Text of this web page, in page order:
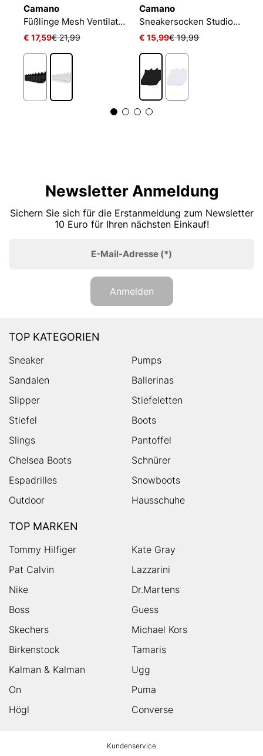
Camano
Füßlinge Mesh Ventilation
€ 17,59€ 21,99
Camano
Sneakersocken Studio-Line Pilates und Yoga
€ 15,99€ 19,99
Newsletter Anmeldung
Sichern Sie sich für die Erstanmeldung zum Newsletter
10 Euro für Ihren nächsten Einkauf!
E-Mail-Adresse (*)
Anmelden
TOP KATEGORIEN
Sneaker
Pumps
Sandalen
Ballerinas
Slipper
Stiefeletten
Stiefel
Boots
Slings
Pantoffel
Chelsea Boots
Schnürer
Espadrilles
Snowboots
Outdoor
Hausschuhe
TOP MARKEN
Tommy Hilfiger
Kate Gray
Pat Calvin
Lazzarini
Nike
Dr.Martens
Boss
Guess
Skechers
Michael Kors
Birkenstock
Tamaris
Kalman & Kalman
Ugg
On
Puma
Högl
Converse
Kundenservice